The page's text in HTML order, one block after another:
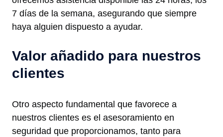
7 días de la semana, asegurando que siempre
haya alguien dispuesto a ayudar.
Valor añadido para nuestros
clientes
Otro aspecto fundamental que favorece a
nuestros clientes es el asesoramiento en
seguridad que proporcionamos, tanto para